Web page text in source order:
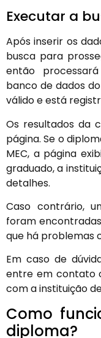
Executar a
Após inserir os
busca para
então
banco de dados
válido e está
Os resultados da
página. Se o
MEC, a página
graduado, a
detalhes.
Caso contrário,
foram
que há problemas
Em caso de
entre em contato
com a instituição
Como
diploma?